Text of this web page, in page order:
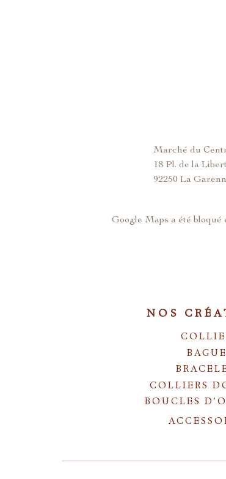
Marché du
18 Pl. de la
92250 La
Google Maps a été
NOS
COLLIERS
BOUCLES